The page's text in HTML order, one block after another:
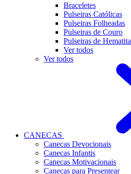
Braceletes
Pulseiras Católicas
Pulseiras Folheadas
Pulseiras de Couro
Pulseiras de Hematita
Ver todos
Ver todos
CANECAS
Canecas Devocionais
Canecas Infantis
Canecas Motivacionais
Canecas para Presentear